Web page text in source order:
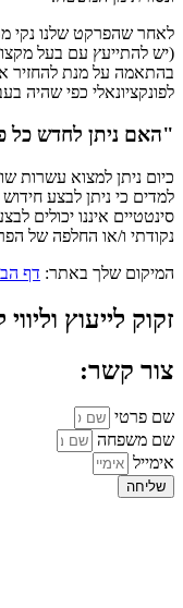
לאחר שהפרקט שלנו נקי
בהתאמה על מנת להחזיר
לפונקציונאלי כפי שהיה
"האם ניתן לחדש כל
כיום ניתן למצוא עשרות
למדים כי ניתן לבצע
סינטטיים איננו יכולים
נקודתי ו/או החלפה של
המיקום שלך באתר: דף
זקוק לייעוץ
צור קשר:
שם פרטי
שם משפחה
אימייל
שליחה